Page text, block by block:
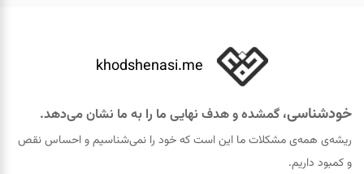
khodshenasi.me
خودشناسی، گمشده و هدف نهایی ما را به ما نشان می‌دهد.
ریشه‌ی همه‌ی مشکلات ما این است که خود را نمی‌شناسیم و احساس نقص
و کمبود داریم.